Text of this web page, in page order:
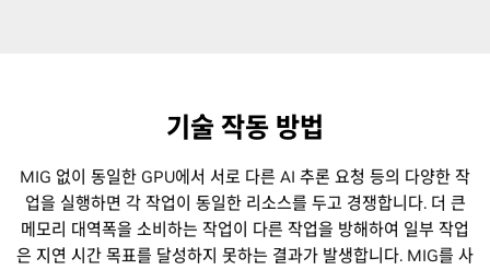
기술 작동 방법
MIG 없이 동일한 GPU에서 서로 다른 AI 추론 요청 등의 다양한 작
업을 실행하면 각 작업이 동일한 리소스를 두고 경쟁합니다. 더 큰
메모리 대역폭을 소비하는 작업이 다른 작업을 방해하여 일부 작업
은 지연 시간 목표를 달성하지 못하는 결과가 발생합니다. MIG를 사